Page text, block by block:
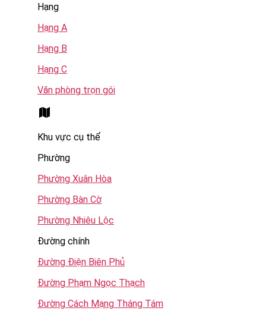
Hạng
Hạng A
Hạng B
Hạng C
Văn phòng trọn gói
Khu vực cụ thể
Phường
Phường Xuân Hòa
Phường Bàn Cờ
Phường Nhiêu Lộc
Đường chính
Đường Điện Biên Phủ
Đường Phạm Ngọc Thạch
Đường Cách Mạng Tháng Tám